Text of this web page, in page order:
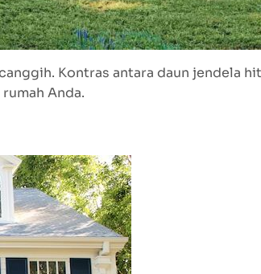
Kontras antara daun jendela
Anda.